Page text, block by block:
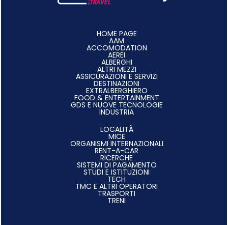
HOME PAGE
AAM
ACCOMODATION
AEREI
ALBERGHI
ALTRI MEZZI
ASSICURAZIONI E SERVIZI
DESTINAZIONI
EXTRALBERGHIERO
FOOD & ENTERTAINMENT
GDS E NUOVE TECNOLOGIE
INDUSTRIA
LOCALITÀ
MICE
ORGANISMI INTERNAZIONALI
RENT-A-CAR
RICERCHE
SISTEMI DI PAGAMENTO
STUDI E ISTITUZIONI
TECH
TMC E ALTRI OPERATORI
TRASPORTI
TRENI